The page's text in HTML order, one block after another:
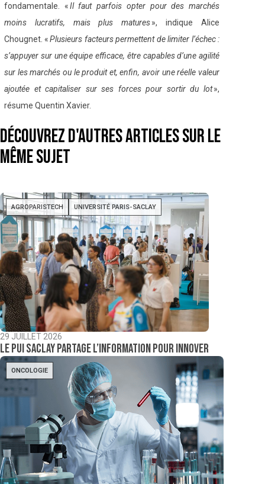
fondamentale. «Il faut parfois opter pour des marchés
moins lucratifs, mais plus matures», indique Alice
Chougnet. «Plusieurs facteurs permettent de limiter l’échec :
s’appuyer sur une équipe efficace, être capables d’une agilité
sur les marchés ou le produit et, enfin, avoir une réelle valeur
ajoutée et capitaliser sur ses forces pour sortir du lot»,
résume Quentin Xavier.
Découvrez d'autres articles sur le
même sujet
AGROPARISTECH UNIVERSITÉ PARIS-SACLAY
29 JUILLET 2026
Le PUI Saclay partage l’information pour innover
ONCOLOGIE